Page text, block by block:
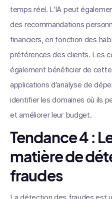
temps réel. L'IA peut
des recommandations
financiers, en fonction des
préférences des clients. Les
également bénéficier de
applications d'analyse de
identifier les domaines où ils
et améliorer leur budget.
Tendance 4 :
matière de
fraudes